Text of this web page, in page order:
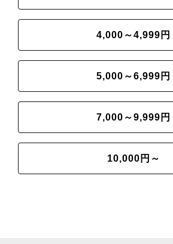
4,000～4,999円
5,000～6,999円
7,000～9,999円
10,000円～